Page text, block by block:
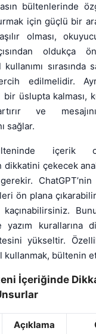
bültenlerinde
için güçlü bir
olması,
oldukça
sırasında
edilmelidir.
üslupta kalması,
ve
sağlar.
içerik
dikkatini çekecek
ön plana
kurallarına
yükseltir.
bültenin
İçeriğinde
Açıklama